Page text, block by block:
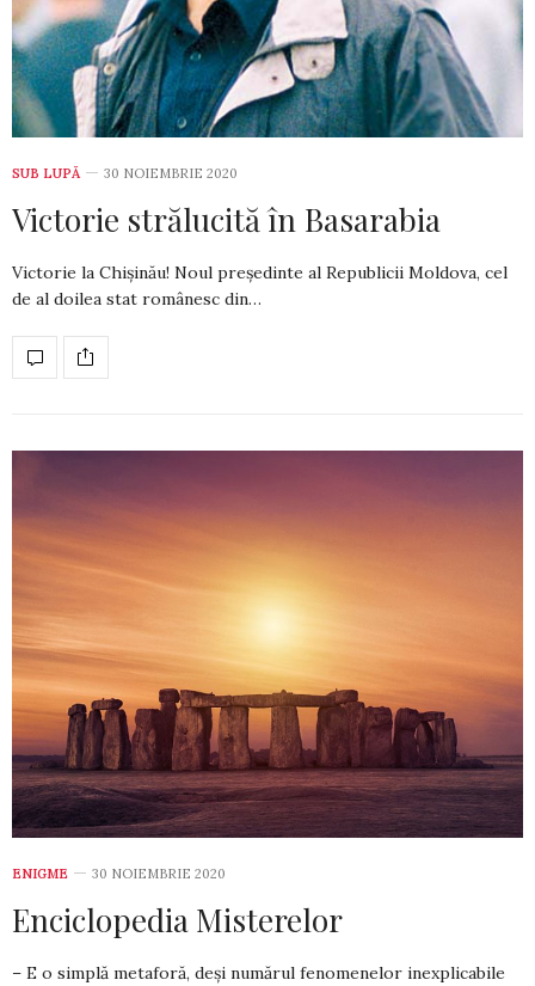
SUB LUPĂ 30 NOIEMBRIE 2020
Victorie strălucită în Basarabia
Victorie la Chișinău! Noul președinte al Republicii Moldova, cel
de al doilea stat românesc din…
ENIGME 30 NOIEMBRIE 2020
Enciclopedia Misterelor
– E o simplă metaforă, deși numărul feno­me­ne­lor inexplicabile